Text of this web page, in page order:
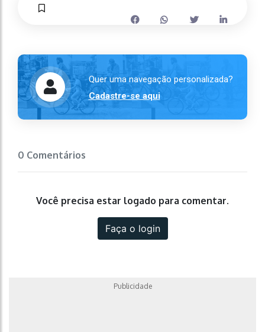
Quer uma navegação personalizada?
Cadastre-se aqui
0 Comentários
Você precisa estar logado para comentar.
Faça o login
Publicidade